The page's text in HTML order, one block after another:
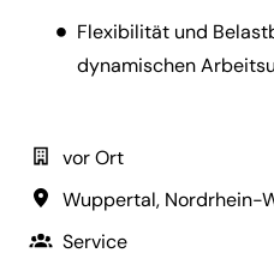
Flexibilität und
dynamischen
vor Ort
Wuppertal, Nordrhein-
Service